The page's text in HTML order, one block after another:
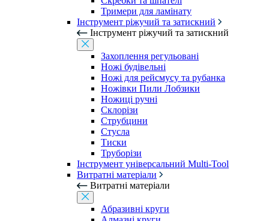
Тримери для ламінату
Інструмент ріжучий та затискний
Інструмент ріжучий та затискний
Захоплення регульовані
Ножі будівельні
Ножі для рейсмусу та рубанка
Ножівки Пили Лобзики
Ножиці ручні
Склорізи
Струбцини
Стусла
Тиски
Труборізи
Інструмент універсальний Multi-Tool
Витратні матеріали
Витратні матеріали
Абразивні круги